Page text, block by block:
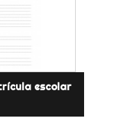
escolar